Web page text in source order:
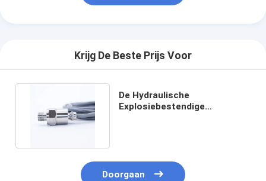
Krijg De Beste Prijs Voor
De Hydraulische
Explosiebestendige
Doorgaan